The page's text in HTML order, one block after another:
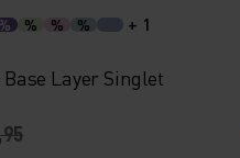
% % % + 1
Layer Singlet